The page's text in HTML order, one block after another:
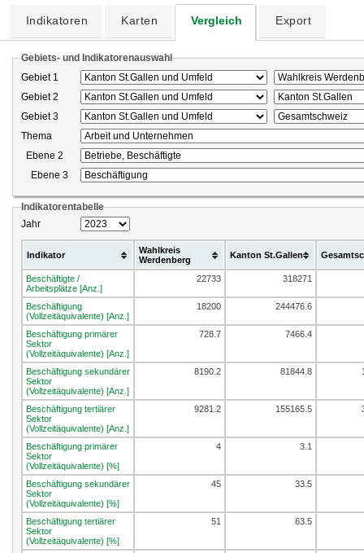
Indikatoren Karten Vergleich Export
Gebiets- und Indikatorenauswahl
Gebiet 1
Gebiet 2
Gebiet 3
Thema
Ebene 2
Ebene 3
Indikatorentabelle
Jahr
Indikator
Wahlkreis
Werdenberg
Kanton St.Gallen
Beschäftigte /
Arbeitsplätze [Anz.]
22733 318271
Beschäftigung
(Vollzeitäquivalente) [Anz.]
18200 244476.6
Beschäftigung primärer
Sektor
(Vollzeitäquivalente) [Anz.]
728.7 7466.4
Beschäftigung sekundärer
Sektor
(Vollzeitäquivalente) [Anz.]
8190.2 81844.8
Beschäftigung tertiärer
Sektor
(Vollzeitäquivalente) [Anz.]
9281.2 155165.5
Beschäftigung primärer
Sektor
(Vollzeitäquivalente) [%]
4 3.1
Beschäftigung sekundärer
Sektor
(Vollzeitäquivalente) [%]
45 33.5
Beschäftigung tertiärer
Sektor
(Vollzeitäquivalente) [%]
51 63.5